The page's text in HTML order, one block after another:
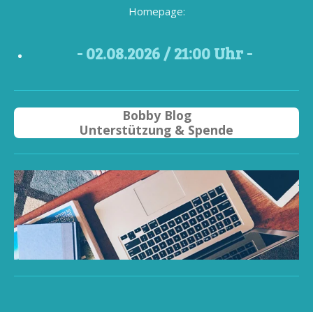
Homepage:
- 02.08.2026 / 21:00 Uhr -
Bobby Blog
Unterstützung & Spende